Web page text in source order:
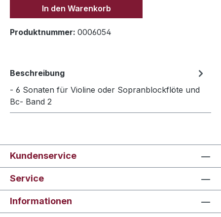
In den Warenkorb
Produktnummer: 0006054
Beschreibung
- 6 Sonaten für Violine oder Sopranblockflöte und
Bc- Band 2
Kundenservice
Service
Informationen